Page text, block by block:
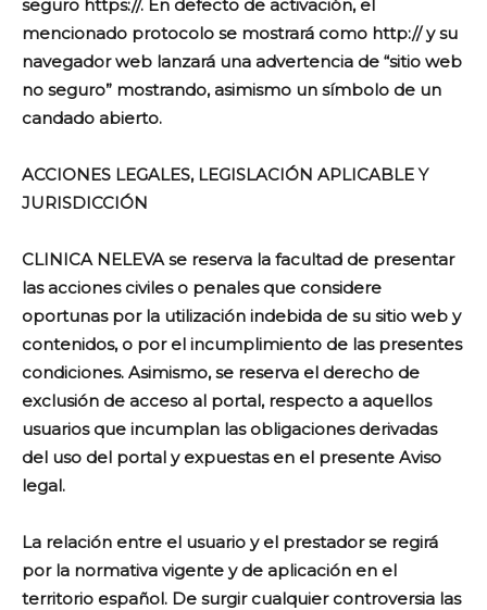
seguro https://. En defecto de activación, el
mencionado protocolo se mostrará como http:// y su
navegador web lanzará una advertencia de “sitio web
no seguro” mostrando, asimismo un símbolo de un
candado abierto.
ACCIONES LEGALES, LEGISLACIÓN APLICABLE Y
JURISDICCIÓN
CLINICA NELEVA se reserva la facultad de presentar
las acciones civiles o penales que considere
oportunas por la utilización indebida de su sitio web y
contenidos, o por el incumplimiento de las presentes
condiciones. Asimismo, se reserva el derecho de
exclusión de acceso al portal, respecto a aquellos
usuarios que incumplan las obligaciones derivadas
del uso del portal y expuestas en el presente Aviso
legal.
La relación entre el usuario y el prestador se regirá
por la normativa vigente y de aplicación en el
territorio español. De surgir cualquier controversia las